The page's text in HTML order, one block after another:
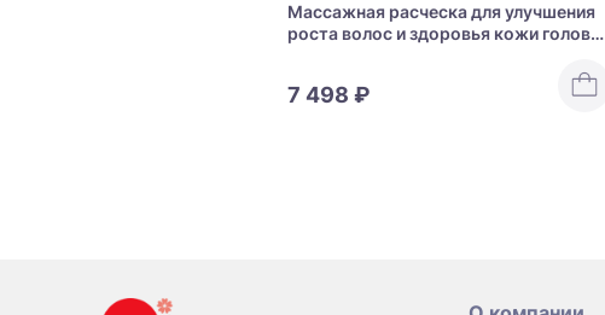
Массажная расческа для улучшения
роста волос и здоровья кожи головы
7 498 ₽